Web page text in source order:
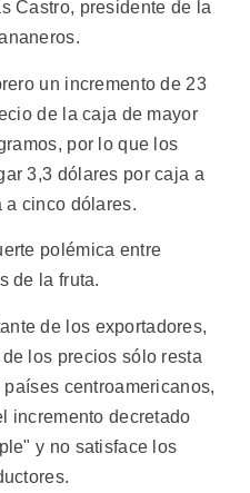
Castro, presidente de la
un incremento de 23
de la caja de mayor
por lo que los
3,3 dólares por caja a
a cinco dólares.
polémica entre
de la fruta.
de los exportadores,
los precios sólo resta
centroamericanos,
incremento decretado
y no satisface los